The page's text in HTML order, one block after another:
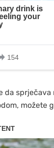
da
možete